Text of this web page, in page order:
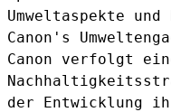
Umweltaspekte
Canon's
Canon verfolgt
der Entwicklung